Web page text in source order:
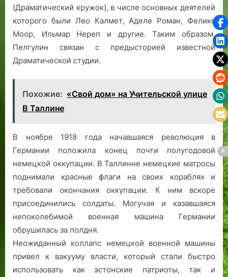
(Драматический кружок), в числе основных деятелей
которого были Лео Калмет, Аделе Роман, Феликс
Моор, Ильмар Нереп и другие. Таким образом,
Пелгулин связан с предысторией известной
Драматической студии.
Похожие: «Свой дом» на Учительской улице
В Таллине
В ноябре 1918 года начавшаяся революция в
Германии положила конец почти полугодовой
немецкой оккупации. В Таллинне немецкие матросы
поднимали красные флаги на своих кораблях и
требовали окончания оккупации. К ним вскоре
присоединились солдаты. Могучая и казавшаяся
непоколебимой военная машина Германии
обрушилась за полдня.
Неожиданный коллапс немецкой военной машины
привел к вакууму власти, который стали быстро
использовать как эстонские патриоты, так и